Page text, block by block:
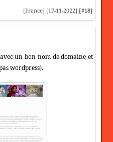
[France] [17-11-2022] [#18]
un bon nom de domaine et
wordpress).